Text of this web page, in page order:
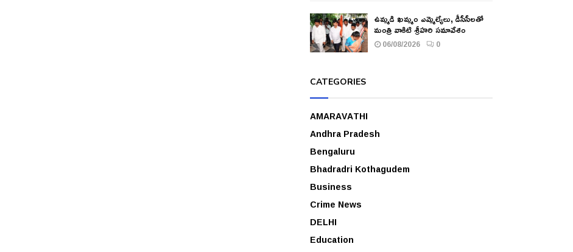
ఉమ్మడి ఖమ్మం ఎమ్మెల్యేలు, డీసీసీలతో
మంత్రి వాకిటి శ్రీహరి సమావేశం
06/08/2026 0
CATEGORIES
AMARAVATHI
Andhra Pradesh
Bengaluru
Bhadradri Kothagudem
Business
Crime News
DELHI
Education